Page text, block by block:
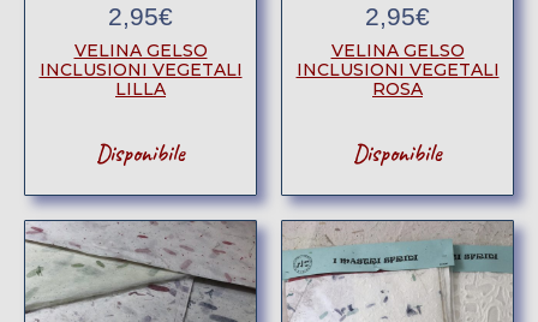
2,95€
VELINA GELSO
INCLUSIONI VEGETALI
LILLA
Disponibile
2,95€
VELINA GELSO
INCLUSIONI VEGETALI
ROSA
Disponibile